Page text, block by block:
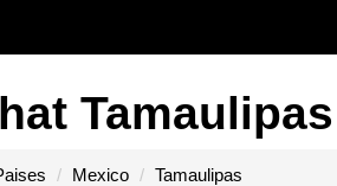
Mexico Tamaulipas